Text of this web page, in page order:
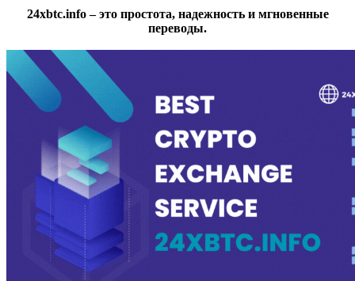
24xbtc.info – это простота, надежность и мгновенные
переводы.